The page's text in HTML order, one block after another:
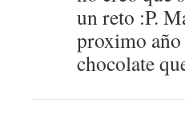
un reto :P.
proximo
chocolate